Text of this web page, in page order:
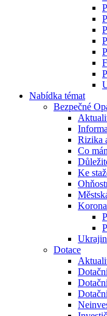
Nabídka témat
Bezpečné
Rizika
Co
Ke
Dotace